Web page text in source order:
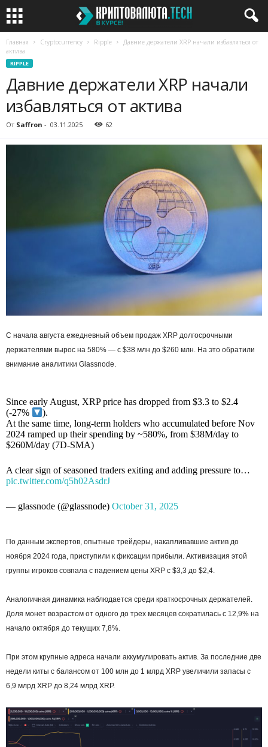
Главная Cryptocurrency Ripple
Давние держатели XRP начали избавляться от
актива
RIPPLE
Давние держатели XRP начали
избавляться от актива
От Saffron - 03.11.2025 62
C начала августа ежедневный объем продаж XRP долгосрочными
держателями вырос на 580% — с $38 млн до $260 млн. На это обратили
внимание аналитики Glassnode.
Since early August, XRP price has dropped from $3.3 to $2.4
(-27%
).
At the same time, long-term holders who accumulated before Nov
2024 ramped up their spending by ~580%, from $38M/day to
$260M/day (7D-SMA)
A clear sign of seasoned traders exiting and adding pressure to…
pic.twitter.com/q5h02AsdrJ
— glassnode (@glassnode) October 31, 2025
По данным экспертов, опытные трейдеры, накапливавшие актив до
ноября 2024 года, приступили к фиксации прибыли. Активизация этой
группы игроков совпала с падением цены XRP с $3,3 до $2,4.
Аналогичная динамика наблюдается среди краткосрочных держателей.
Доля монет возрастом от одного до трех месяцев сократилась с 12,9% на
начало октября до текущих 7,8%.
При этом крупные адреса начали аккумулировать актив. За последние две
недели киты с балансом от 100 млн до 1 млрд XRP увеличили запасы с
6,9 млрд XRP до 8,24 млрд XRP.